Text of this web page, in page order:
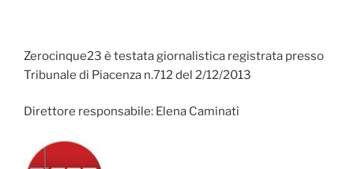
Zerocinque23 è testata giornalistica registrata presso
Tribunale di Piacenza n.712 del 2/12/2013
Direttore responsabile: Elena Caminati